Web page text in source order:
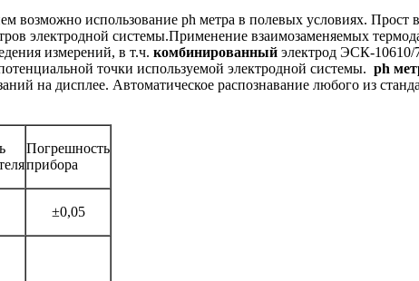
использование ph метра в полевых условиях. Прост
электродной системы.Применение взаимозаменяемых
измерений, в т.ч. комбинированный электрод ЭСК-
точки используемой электродной системы. ph
на дисплее. Автоматическое распознавание любого из
Погрешность
прибора
±0,05